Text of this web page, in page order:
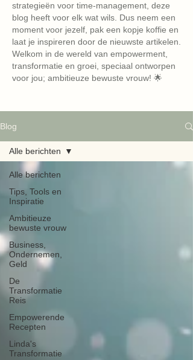
strategieën voor time-management, deze
blog heeft voor elk wat wils. Dus neem een ​​
moment voor jezelf, pak een kopje koffie en
laat je inspireren door de nieuwste artikelen.
Welkom in de wereld van empowerment,
transformatie en groei, speciaal ontworpen
voor jou; ambitieuze bewuste vrouw! 🌟
Blog
Alle berichten
Tips, Tools en
Inspiratie
Ambitieuze
bewuste vrouw
Business,
Ondernemen,
Geld
De
Transformatie
Reis
Empowerende
Recepten
Linda's
Transformatie
Alle berichten